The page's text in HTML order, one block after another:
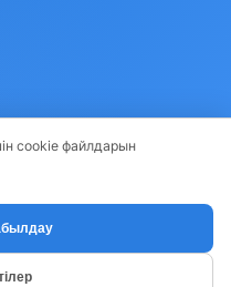
cookie файлдарын